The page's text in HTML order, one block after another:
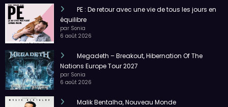
PE : De retour avec une vie de tous les jours en
équilibre
par Sonia
6 août 2026
Megadeth – Breakout, Hibernation Of The
Nations Europe Tour 2027
par Sonia
6 août 2026
Malik Bentalha, Nouveau Monde